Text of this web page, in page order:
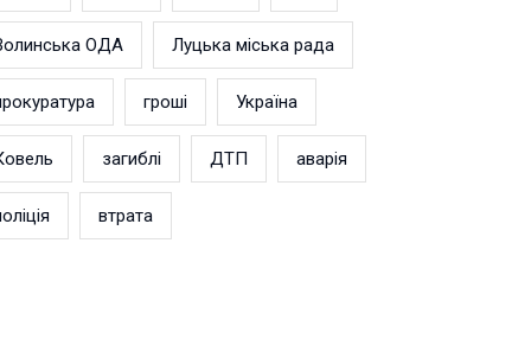
ОДА Луцька міська рада
гроші Україна
загиблі ДТП аварія
втрата